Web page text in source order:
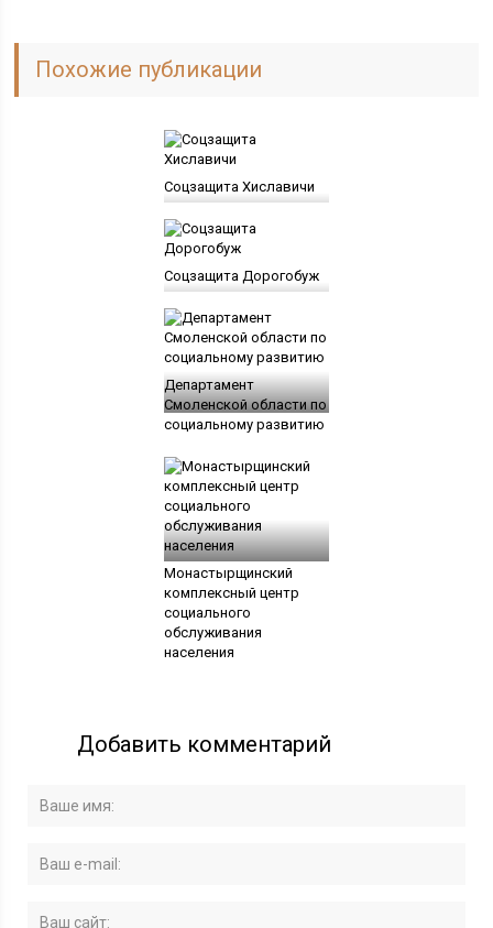
Похожие публикации
Соцзащита Хиславичи
Соцзащита Дорогобуж
Департамент
Смоленской области по
социальному развитию
Монастырщинский
комплексный центр
социального
обслуживания
населения
Добавить комментарий